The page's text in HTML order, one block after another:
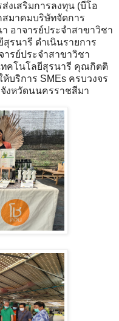
งเสริมการลงทุน (บีโอ
มาคมบริษัทจัดการ
อาจารย์ประจำสาขาวิชา
รนารี ดำเนินรายการ
ารย์ประจำสาขาวิชา
ทคโนโลยีสุรนารี คุณกิตติ
บริการ SMEs ครบวงจร
งหวัดนนครราชสีมา